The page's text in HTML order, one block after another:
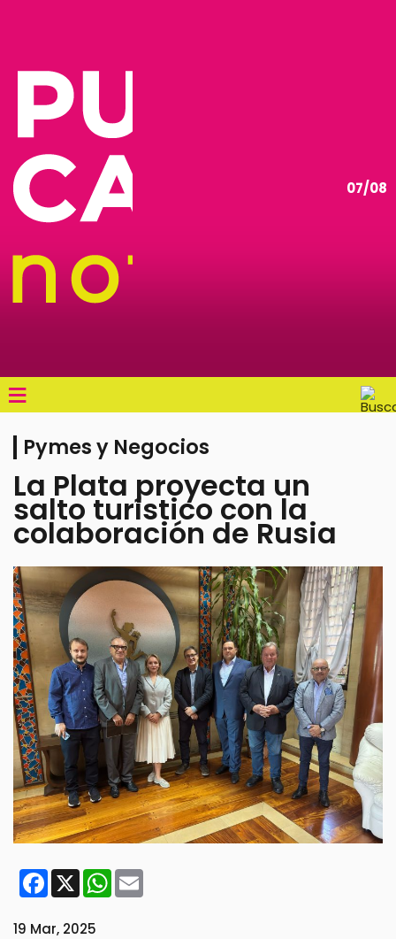
07/08
≡
Pymes y Negocios
La Plata proyecta un
salto turístico con la
colaboración de Rusia
Facebook
X WhatsApp
Email
19 Mar, 2025